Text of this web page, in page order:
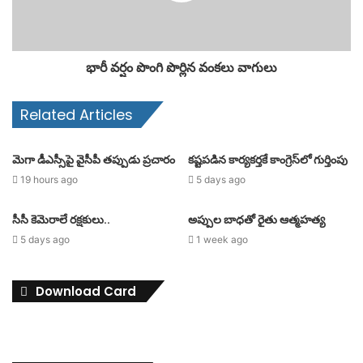
భారీ వర్షం పొంగి పొర్లిన వంకలు వాగులు
Related Articles
మెగా డీఎస్సీపై వైసీపీ తప్పుడు ప్రచారం
19 hours ago
కష్టపడిన కార్యకర్తకే కాంగ్రెస్‌లో గుర్తింపు
5 days ago
సీసీ కెమెరాలే రక్షకులు..
5 days ago
అప్పుల బాధతో రైతు ఆత్మహత్య
1 week ago
Download Card